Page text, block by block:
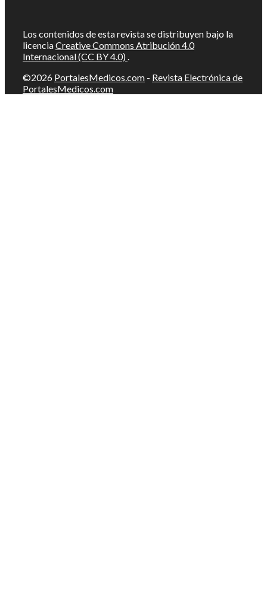
Los contenidos de esta revista se distribuyen bajo la
licenciaCreative Commons Atribución 4.0
Internacional (CC BY 4.0) .
©2026 PortalesMedicos.com - Revista Electrónica de
PortalesMedicos.com